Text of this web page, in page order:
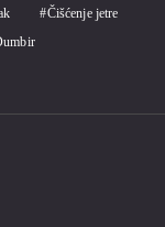
Čišćenje jetre